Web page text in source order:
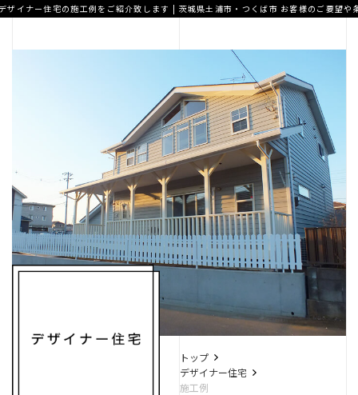
デザイナー住宅 高性能住宅
不動産
イナー住宅の施工例をご紹介致します | 茨城県土浦市・つくば市 お客様のご要望や
トップ
デザイナー住宅
施工例